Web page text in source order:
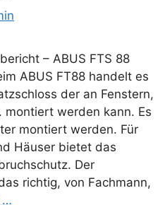
– ABUS FTS 88
ABUS FT88 handelt es
der an Fenstern,
montiert werden kann. Es
montiert werden. Für
Häuser bietet das
Der
richtig, von Fachmann,
…